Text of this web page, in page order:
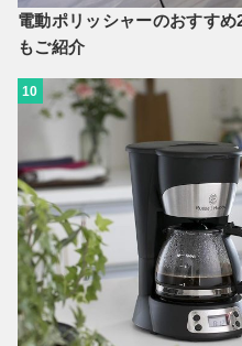
電動ポリッシャーのおすす
もご紹介
10